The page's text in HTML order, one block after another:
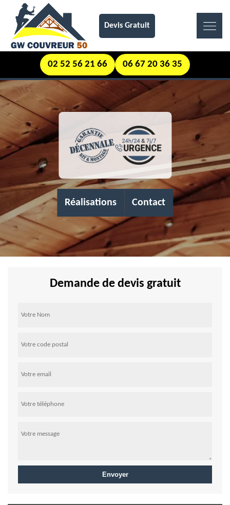
Devis Gratuit
02 52 56 21 66 06 67 20 36 35
Réalisations Contact
Demande de devis gratuit